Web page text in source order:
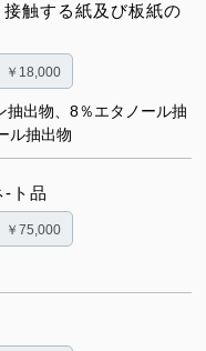
触する紙及び板紙の
￥18,000
抽出物、8％エタノール抽
ル抽出物
ト品
￥75,000